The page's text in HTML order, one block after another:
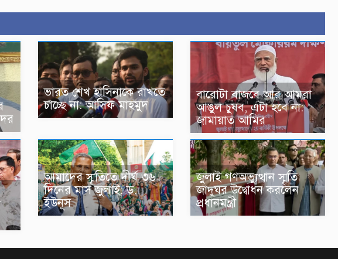
ভারত শেখ হাসিনাকে রাখতে
চাচ্ছে না: আসিফ মাহমুদ
বারোটা বাজবে আর আমরা
আঙুল চুষব, এটা হবে না:
জামায়াত আমির
আমাদের স্মৃতিতে দীর্ঘ ৩৬
দিনের মাস জুলাই: ড.
ইউনূস
জুলাই গণঅভ্যুত্থান স্মৃতি
জাদুঘর উদ্বোধন করলেন
প্রধানমন্ত্রী